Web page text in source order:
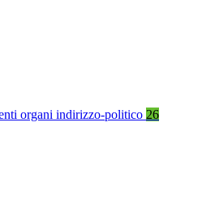
organi indirizzo-politico 26